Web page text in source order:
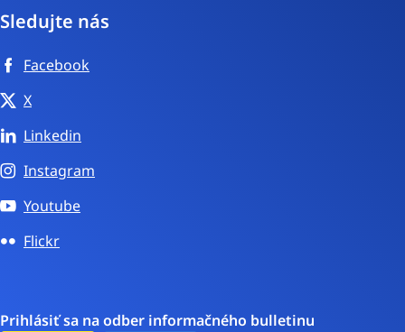
Sledujte nás
Facebook
X
Linkedin
Instagram
Youtube
Flickr
Prihlásiť sa na odber informačného bulletinu